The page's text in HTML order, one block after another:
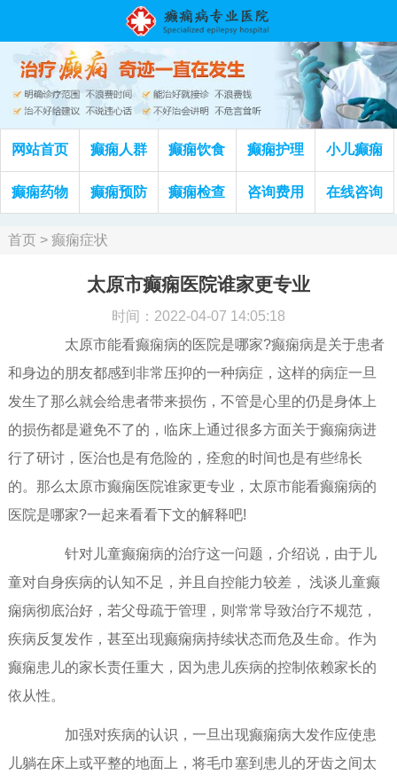
网站首页 癫痫人群 癫痫饮食 癫痫护理 小儿癫痫
癫痫药物 癫痫预防 癫痫检查 咨询费用 在线咨询
首页> 癫痫症状
太原市癫痫医院谁家更专业
时间：2022-04-07 14:05:18
太原市能看癫痫病的医院是哪家?癫痫病是关于患者
和身边的朋友都感到非常压抑的一种病症，这样的病症一旦
发生了那么就会给患者带来损伤，不管是心里的仍是身体上
的损伤都是避免不了的，临床上通过很多方面关于癫痫病进
行了研讨，医治也是有危险的，痊愈的时间也是有些绵长
的。那么太原市癫痫医院谁家更专业，太原市能看癫痫病的
医院是哪家?一起来看看下文的解释吧!
针对儿童癫痫病的治疗这一问题，介绍说，由于儿
童对自身疾病的认知不足，并且自控能力较差， 浅谈儿童癫
痫病彻底治好，若父母疏于管理，则常常导致治疗不规范，
疾病反复发作，甚至出现癫痫病持续状态而危及生命。作为
癫痫患儿的家长责任重大，因为患儿疾病的控制依赖家长的
依从性。
加强对疾病的认识，一旦出现癫痫病大发作应使患
儿躺在床上或平整的地面上，将毛巾塞到患儿的牙齿之间太